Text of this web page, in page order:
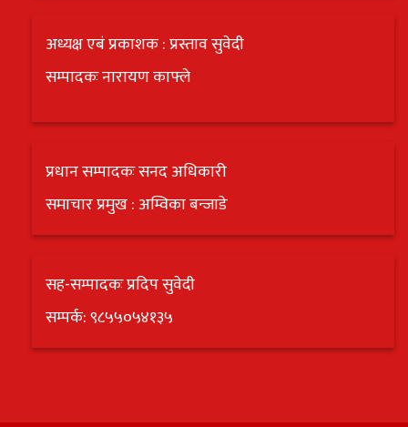
अध्यक्ष एबं प्रकाशक : प्रस्ताव सुवेदी
सम्पादकः नारायण काफ्ले
प्रधान सम्पादकः सनद अधिकारी
समाचार प्रमुख : अम्विका बन्जाडे
सह-सम्पादकः प्रदिप सुवेदी
सम्पर्क: ९८५५०५४१३५